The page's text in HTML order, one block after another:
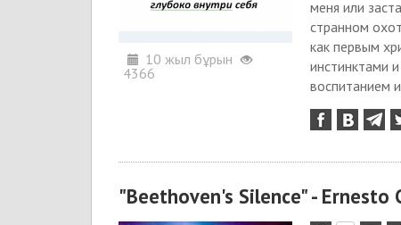
10 жыл бұрын
4366
меня или
странном
как первым
инстинктами
воспитанием
"Beethoven's Silence" - Ernesto